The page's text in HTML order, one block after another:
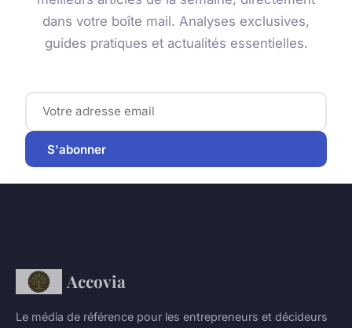
dans votre boîte mail. Analyses exclusives,
guides pratiques et actualités essentielles.
S'abonner
Accovia
Le média de référence pour les entrepreneurs et décideurs